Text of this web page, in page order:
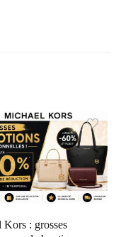
Kors : grosses